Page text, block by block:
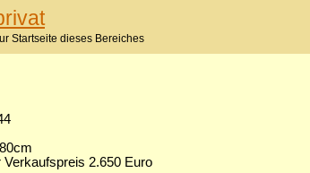
Startseite dieses Bereiches
Verkaufspreis 2.650 Euro